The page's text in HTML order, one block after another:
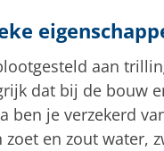
aan
dat bij de bouw
ben je verzekerd
en zout water,